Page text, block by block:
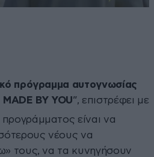
πρόγραμμα αυτογνωσίας
MADE BY YOU”, επιστρέφει με
είναι να
νέους να
τους, να τα κυνηγήσουν